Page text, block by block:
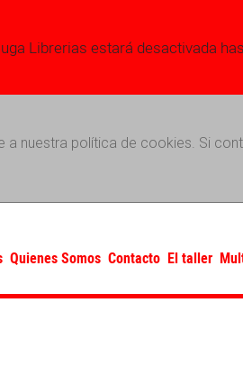
Librerias estará desactivada
nuestra política de cookies. Si
Quienes Somos Contacto El taller